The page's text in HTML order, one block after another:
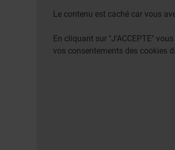
Le contenu est caché car vous
En cliquant sur "J'ACCEPTE"
vos consentements des cookies